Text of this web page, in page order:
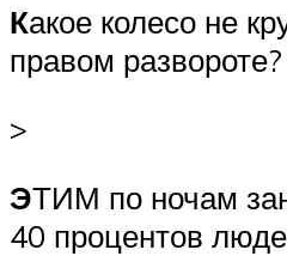
Какое колесо не
правом развороте?
>
ЭТИМ по ночам
40 процентов